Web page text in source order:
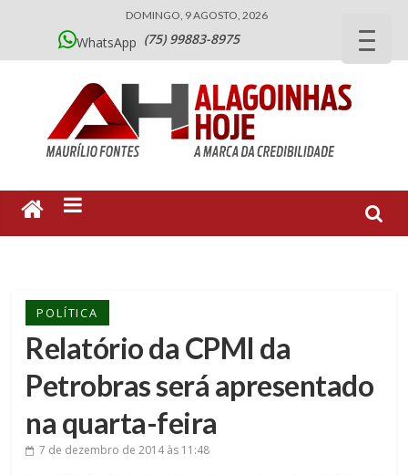
DOMINGO, 9 AGOSTO, 2026
WhatsApp (75) 99883-8975
POLÍTICA
Relatório da CPMI da
Petrobras será apresentado
na quarta-feira
7 de dezembro de 2014às 11:48